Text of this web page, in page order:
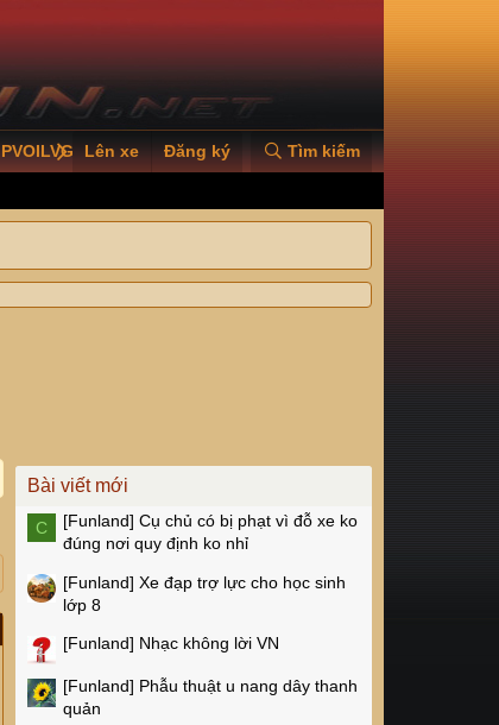
PVOILVGC2026
Lên xe Đăng ký Tìm kiếm
Bài viết mới
C [Funland] Cụ chủ có bị phạt vì đỗ xe ko
đúng nơi quy định ko nhỉ
[Funland] Xe đạp trợ lực cho học sinh
lớp 8
[Funland] Nhạc không lời VN
[Funland] Phẫu thuật u nang dây thanh
quản